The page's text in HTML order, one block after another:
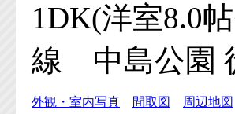
1DK(洋室8.0
線 中島公園
外観・室内写真 間取図 周辺地図